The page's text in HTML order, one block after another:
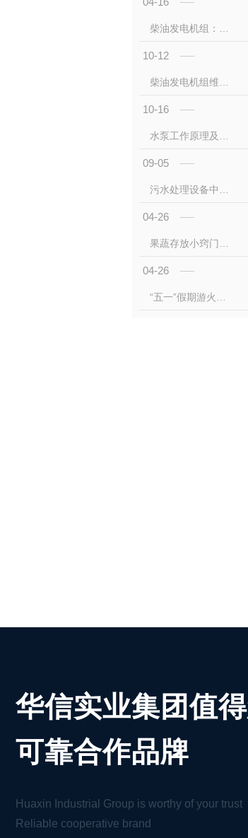
10-12
10-16
09-05
04-26
04-26
华信实业集团值
可靠合作品牌
Huaxin Industrial Group is worthy of your trust
Reliable cooperative brand